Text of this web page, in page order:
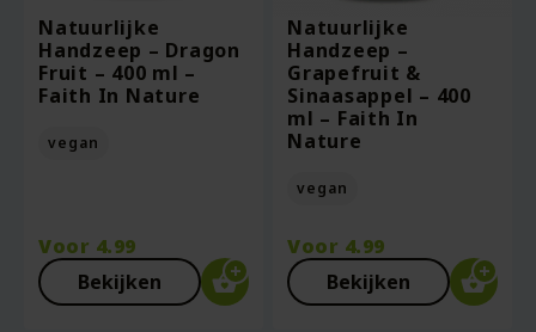
Natuurlijke
Handzeep – Dragon
Fruit – 400 ml –
Faith In Nature
vegan
Voor 4.99
Bekijken
Natuurlijke
Handzeep –
Grapefruit &
Sinaasappel – 400
ml – Faith In
Nature
vegan
Voor 4.99
Bekijken